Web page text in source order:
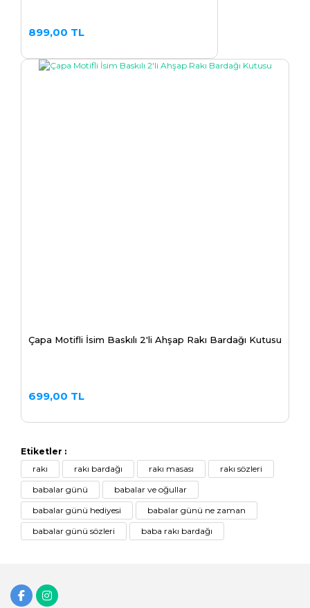
899,00 TL
Çapa Motifli İsim Baskılı 2'li Ahşap Rakı Bardağı Kutusu
699,00 TL
Etiketler :
rakı
rakı bardağı rakı masası
rakı sözleri
babalar günü
babalar ve oğullar
babalar günü hediyesi
babalar günü ne zaman
babalar günü sözleri
baba rakı bardağı